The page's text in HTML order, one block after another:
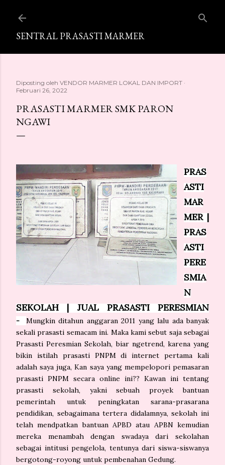
SENTRAL PRASASTI MARMER
Diposting oleh VENDOR MARMER LOKAL DAN IMPORT
Februari 26, 2022
PRASASTI MARMER SMK PARON
NGAWI
PRAS
ASTI
MAR
MER |
PRAS
ASTI
PERE
SMIA
N
SEKOLAH | JUAL PRASASTI PERESMIAN
-
Mungkin ditahun anggaran 2011 yang lalu ada banyak
sekali prasasti semacam ini. Maka kami sebut saja sebagai
Prasasti Peresmian Sekolah, biar ngetrend, karena yang
bikin istilah prasasti PNPM di internet pertama kali
adalah saya juga, Kan saya yang mempelopori pemasaran
prasasti PNPM secara online ini?? Kawan ini tentang
prasasti sekolah, yakni sebuah proyek bantuan
pemerintah untuk peningkatan sarana-prasarana
pendidikan, sebagaimana tertera didalamnya, sekolah ini
telah mendpatkan bantuan APBD atau APBN kemudian
mereka menambah dengan swadaya dari sekolahan
sebagai intitusi pengelola, tentunya dari siswa-siswanya
bergotong-royong untuk pembenahan Gedung.